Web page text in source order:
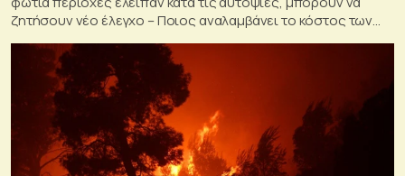
ζητήσουν νέο έλεγχο – Ποιος αναλαμβάνει το κόστος των